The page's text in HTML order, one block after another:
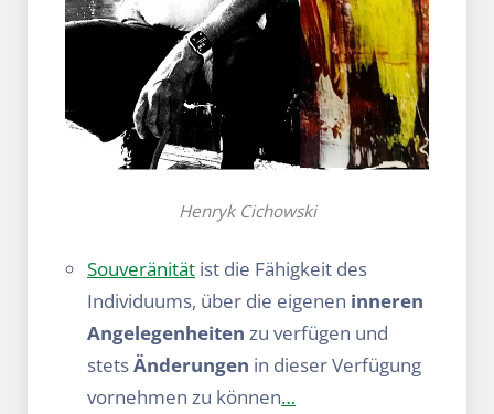
Henryk Cichowski
Souveränität ist die Fähigkeit des
Individuums, über die eigenen inneren
Angelegenheiten zu verfügen und
stetsÄnderungen in dieser Verfügung
vornehmen zu können…